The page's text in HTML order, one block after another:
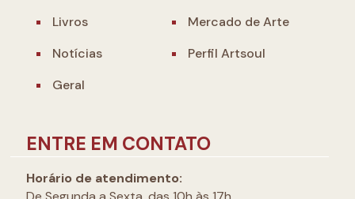
Livros
Mercado de Arte
Notícias
Perfil Artsoul
Geral
ENTRE EM CONTATO
Horário de atendimento: